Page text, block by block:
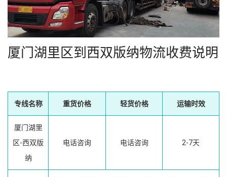
厦门湖里区到西双版纳物流收费说明
专线名称 重货价格 轻货价格 运输时效
厦门湖里
区-西双版
纳
电话咨询 电话咨询 2-7天